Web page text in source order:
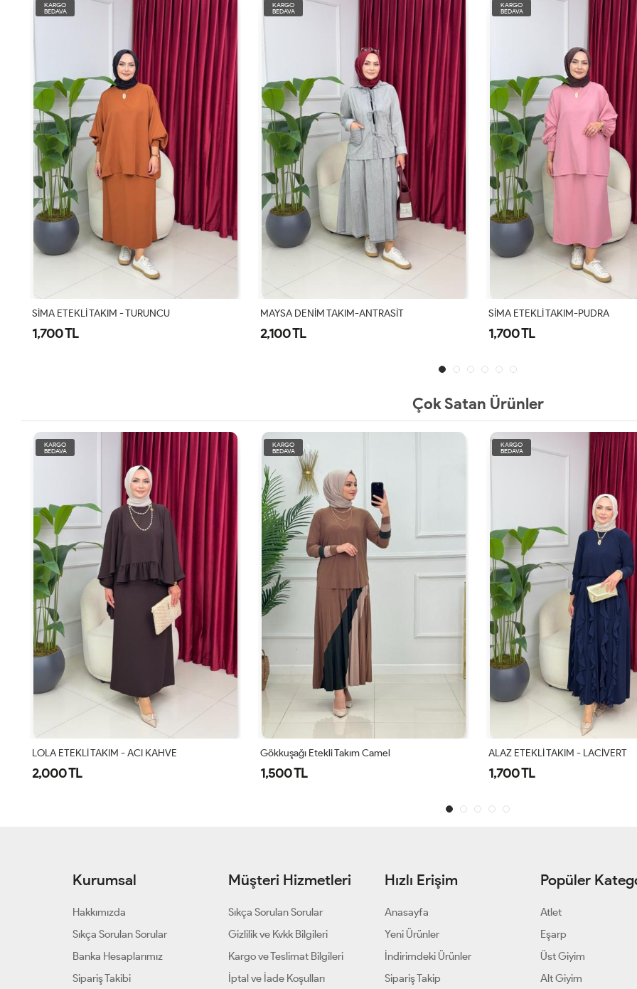
KARGO
BEDAVA
MAYSA DENİM TAKIM-ANTRASİT
2,100 TL
KARGO
BEDAVA
SİMA ETEKLİ TAKIM-PUDRA
1,700 TL
KARGO
BEDAVA
MAYSA DENİM TAKIM-SİYAH
2,100 TL
Çok Satan Ürünler
KARGO
BEDAVA
Gökkuşağı Etekli Takım Camel
1,500 TL
KARGO
BEDAVA
ALAZ ETEKLİ TAKIM - LACİVERT
1,700 TL
KARGO
BEDAVA
ALAZ ETEKLİ TAKIM - VİZON
1,700 TL
Kurumsal
Hakkımızda
Sıkça Sorulan Sorular
Banka Hesaplarımız
Sipariş Takibi
Müşteri Hizmetleri
Sıkça Sorulan Sorular
Gizlilik ve Kvkk Bilgileri
Kargo ve Teslimat Bilgileri
İptal ve İade Koşulları
Hızlı Erişim
Anasayfa
Yeni Ürünler
İndirimdeki Ürünler
Sipariş Takip
Popüler
Atlet
Eşarp
Üst Giyim
Alt Giyim